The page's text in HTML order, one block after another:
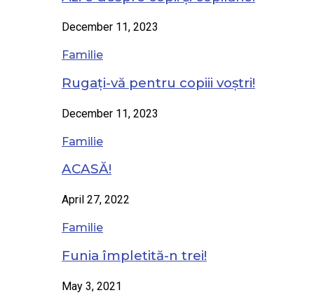
December 11, 2023
Familie
Rugați-vă pentru copiii voștri!
December 11, 2023
Familie
ACASĂ!
April 27, 2022
Familie
Funia împletită-n trei!
May 3, 2021